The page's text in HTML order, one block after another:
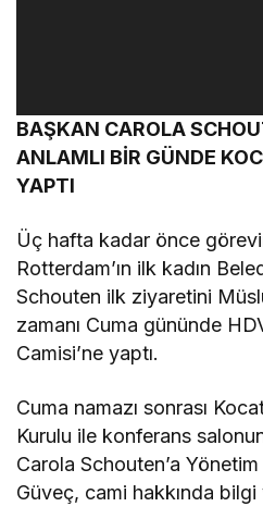
BAŞKAN CAROLA
ANLAMLI BİR GÜNDE
YAPTI
Üç hafta kadar önce
Rotterdam’ın ilk kadın
Schouten ilk ziyaretini
zamanı Cuma gününde
Camisi’ne yaptı.
Cuma namazı sonrası
Kurulu ile konferans
Carola Schouten’a
Güveç, cami hakkında bilgi